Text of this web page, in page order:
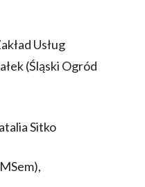
Usług
(Śląski Ogród
Sitko